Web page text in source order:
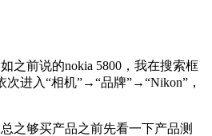
之前说的nokia 5800，我在搜索框
次进入“相机”→“品牌”→“Nikon”，
之够买产品之前先看一下产品测